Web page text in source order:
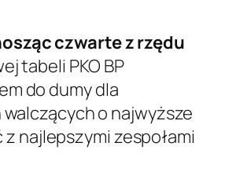
czwarte z rzędu
tabeli PKO BP
do dumy dla
o najwyższe
najlepszymi zespołami